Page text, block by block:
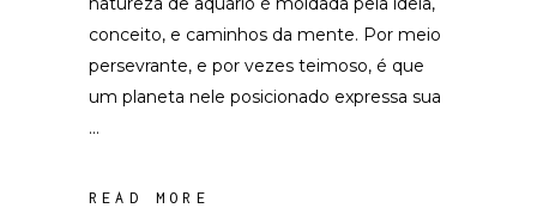
conceito, e caminhos da mente. Por meio
persevrante, e por vezes teimoso, é que
um planeta nele posicionado expressa sua
READ MORE